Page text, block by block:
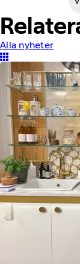
Alla nyheter